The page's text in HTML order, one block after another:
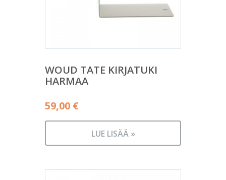
WOUD TATE KIRJATUKI
HARMAA
59,00 €
LUE LISÄÄ »